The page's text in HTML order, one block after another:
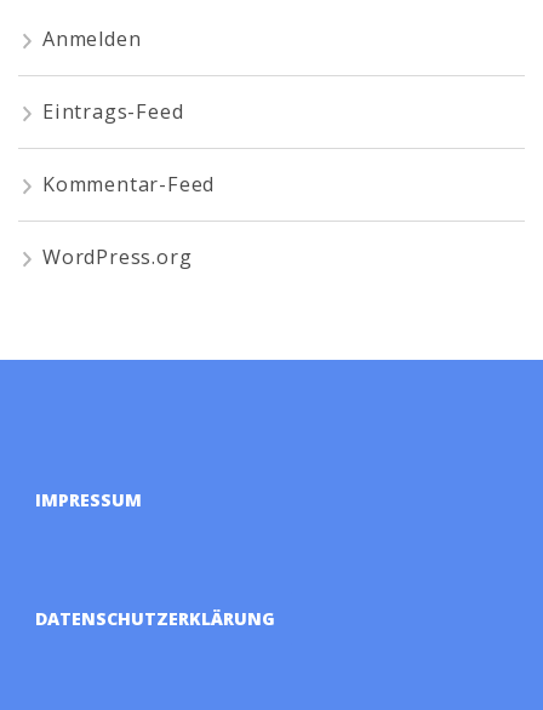
Anmelden
Eintrags-Feed
Kommentar-Feed
WordPress.org
IMPRESSUM
DATENSCHUTZERKLÄRUNG